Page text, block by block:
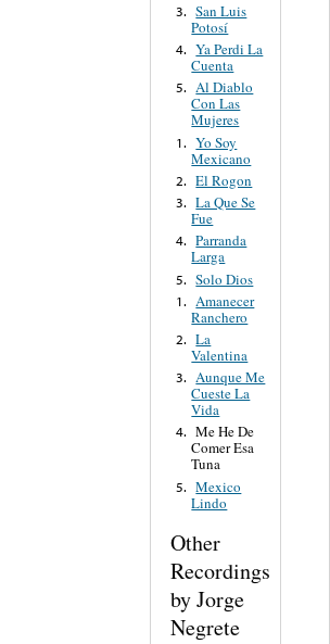
3. San Luis
Potosí
4. Ya Perdi La
Cuenta
5. Al Diablo
Con Las
Mujeres
1. Yo Soy
Mexicano
2. El Rogon
3. La Que Se
Fue
4. Parranda
Larga
5. Solo Dios
1. Amanecer
Ranchero
2. La
Valentina
3. Aunque Me
Cueste La
Vida
4. Me He De
Comer Esa
Tuna
5. Mexico
Lindo
Other
Recordings
by Jorge
Negrete